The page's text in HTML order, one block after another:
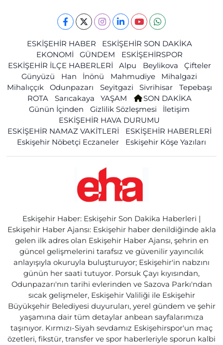
ESKİŞEHİR HABER
ESKİŞEHİR SON DAKİKA
EKONOMİ
GÜNDEM
ESKİŞEHİRSPOR
ESKİŞEHİR İLÇE HABERLERİ
Alpu Beylikova
Çifteler
Günyüzü
Han İnönü Mahmudiye
Mihalgazi
Mihalıççık
Odunpazarı Seyitgazi Sivrihisar
Tepebaşı
ROTA
Sarıcakaya YAŞAM
SON DAKİKA
Günün İçinden
Gizlilik Sözleşmesi
İletişim
ESKİŞEHİR HAVA DURUMU
ESKİŞEHİR NAMAZ VAKİTLERİ
ESKİŞEHİR HABERLERİ
Eskişehir Nöbetçi Eczaneler
Eskişehir Köşe Yazıları
Eskişehir Haber: Eskişehir Son Dakika Haberleri |
Eskişehir Haber Ajansı: Eskişehir haber denildiğinde akla
gelen ilk adres olan Eskişehir Haber Ajansı, şehrin en
güncel gelişmelerini tarafsız ve güvenilir yayıncılık
anlayışıyla okuruyla buluşturuyor; Eskişehir'in nabzını
günün her saati tutuyor. Porsuk Çayı kıyısından,
Odunpazarı'nın tarihi evlerinden ve Sazova Parkı'ndan
sıcak gelişmeler, Eskişehir Valiliği ile Eskişehir
Büyükşehir Belediyesi duyuruları, yerel gündem ve şehir
yaşamına dair tüm detaylar anbean sayfalarımıza
taşınıyor. Kırmızı-Siyah sevdamız Eskişehirspor'un maç
özetleri, fikstür, transfer ve spor haberleriyle sporun kalbi